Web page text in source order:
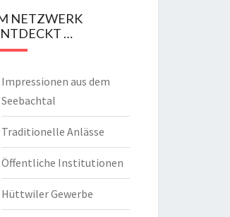
NETZWERK
…
Impressionen aus dem
Seebachtal
Traditionelle Anlässe
Öffentliche Institutionen
Hüttwiler Gewerbe